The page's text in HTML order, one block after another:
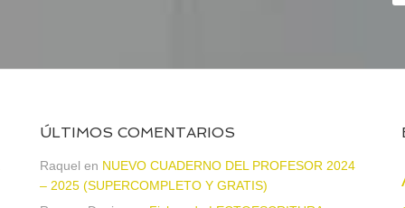
ÚLTIMOS COMENTARIOS
Raquel en NUEVO CUADERNO DEL PROFESOR 2024
– 2025 (SUPERCOMPLETO Y GRATIS)